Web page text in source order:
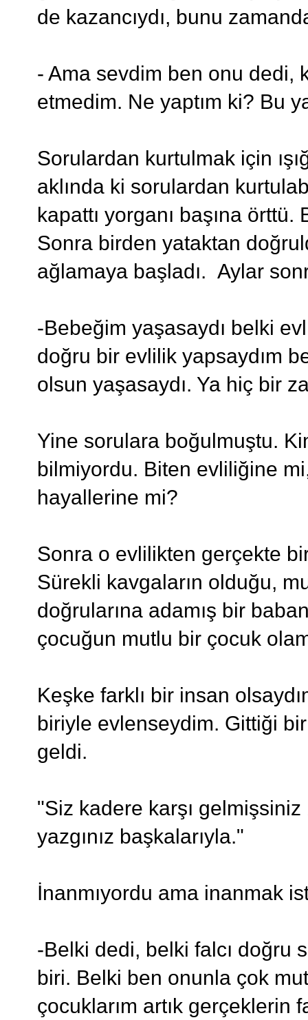
de kazancıydı, bunu
- Ama sevdim ben onu dedi,
etmedim. Ne yaptım ki? Bu
Sorulardan kurtulmak için
aklında ki sorulardan
kapattı yorganı başına
Sonra birden yataktan
ağlamaya başladı. Aylar
-Bebeğim yaşasaydı belki
doğru bir evlilik yapsaydım
olsun yaşasaydı. Ya hiç bir
Yine sorulara boğulmuştu.
bilmiyordu. Biten evliliğine
hayallerine mi?
Sonra o evlilikten gerçekte
Sürekli kavgaların olduğu,
doğrularına adamış bir
çocuğun mutlu bir çocuk
Keşke farklı bir insan
biriyle evlenseydim. Gittiği
geldi.
"Siz kadere karşı
yazgınız başkalarıyla."
İnanmıyordu ama inanmak
-Belki dedi, belki falcı doğru
biri. Belki ben onunla çok
çocuklarım artık gerçeklerin